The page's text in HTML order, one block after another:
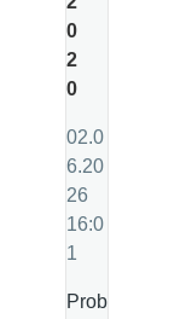
0
2
0
02.0
6.20
26
16:0
1
Prob